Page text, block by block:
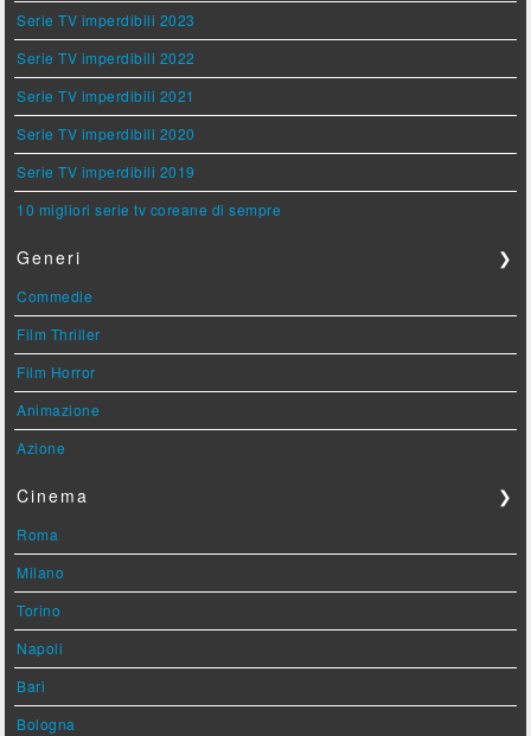
Serie TV imperdibili 2023
Serie TV imperdibili 2022
Serie TV imperdibili 2021
Serie TV imperdibili 2020
Serie TV imperdibili 2019
10 migliori serie tv coreane di sempre
Generi ❯
Commedie
Film Thriller
Film Horror
Animazione
Azione
Cinema ❯
Roma
Milano
Torino
Napoli
Bari
Bologna